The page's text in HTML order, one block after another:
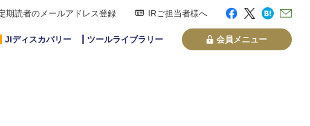
期読者のメールアドレス登録 IRご担当者様へ
JIディスカバリー ツールライブラリー 会員メニュー